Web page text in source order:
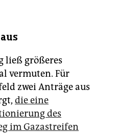
ließ größeres
vermuten. Für
zwei Anträge aus
die eine
des
im Gazastreifen